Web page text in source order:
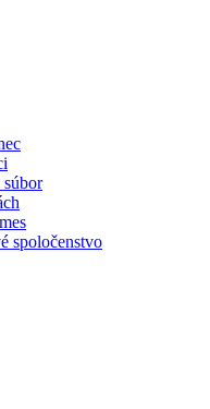
spoločenstvo